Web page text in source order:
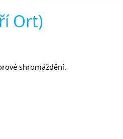
Ort)
shromáždění.